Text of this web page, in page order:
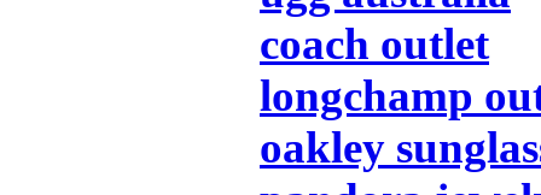
coach outlet
longchamp
oakley